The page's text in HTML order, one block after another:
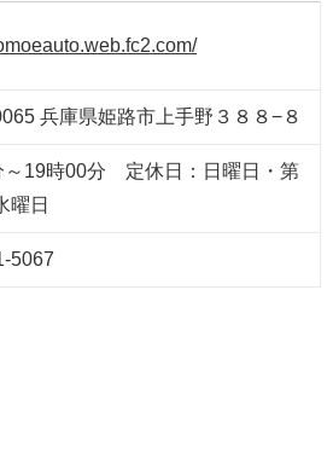
兵庫県姫路市上手野３８８−８
～19時00分 定休日：日曜日・第
曜日
5067